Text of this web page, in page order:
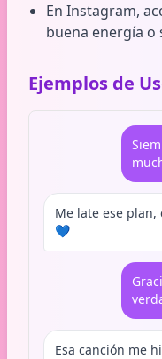
En Instagram,
buena energía o
Ejemplos de
Me late ese
💙
Esa canción me